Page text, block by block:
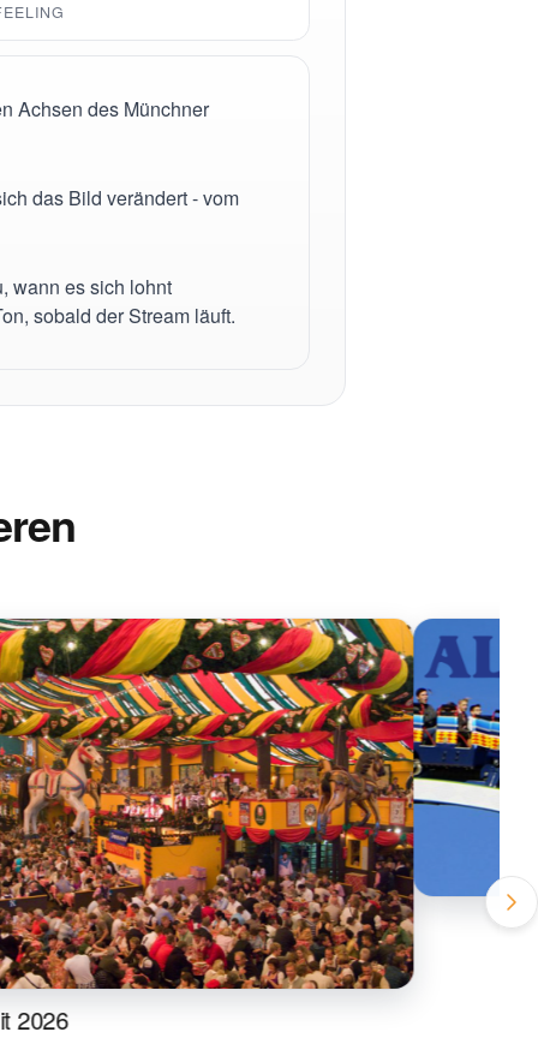
Achsen des Münchner
das Bild verändert - vom
wann es sich lohnt
sobald der Stream läuft.
2026